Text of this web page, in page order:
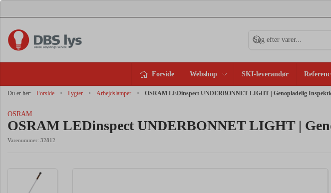
Forside Webshop SKI-leverandør
Du er her: Forside Lygter Arbejdslamper OSRAM LEDinspect UNDERBONNET LIGHT | Genopladelig
OSRAM
OSRAM LEDinspect UNDERBONNET LIGHT |
Varenummer: 32812